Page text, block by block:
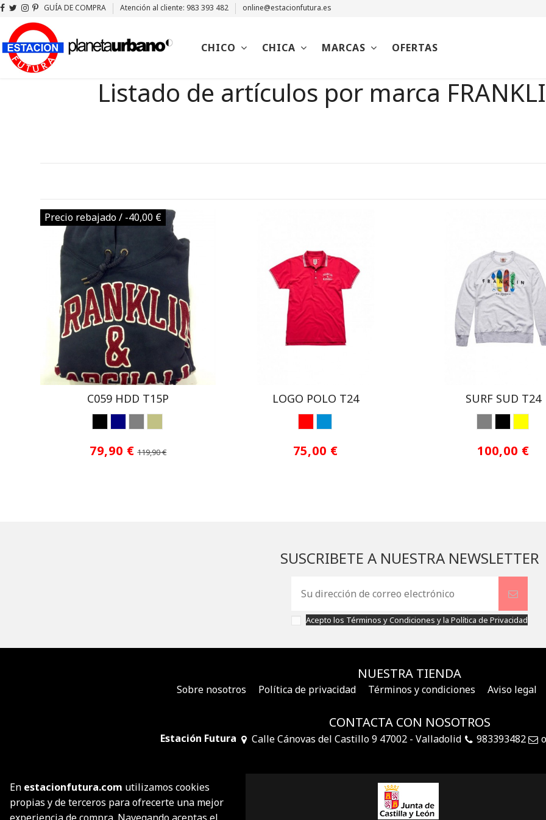
GUÍA DE COMPRA Atención al cliente: 983 393 482 online@estacionfutura.es
CHICO CHICA MARCAS OFERTAS
Listado de artículos por marca
Precio rebajado/ -40,00 €
C059 HDD T15P
79,90 € 119,90 €
LOGO POLO T24
75,00 €
SURF SUD T24
100,00 €
SUSCRIBETE A NUESTRA NEWSLETTER
Acepto los Términos y Condiciones y la Política de Privacidad
NUESTRA TIENDA
Sobre nosotros Política de privacidad Términos y condiciones Aviso legal
CONTACTA CON NOSOTROS
Estación Futura Calle Cánovas del Castillo 9 47002 - Valladolid 983393482
En estacionfutura.com utilizamos cookies
propias y de terceros para ofrecerte una mejor